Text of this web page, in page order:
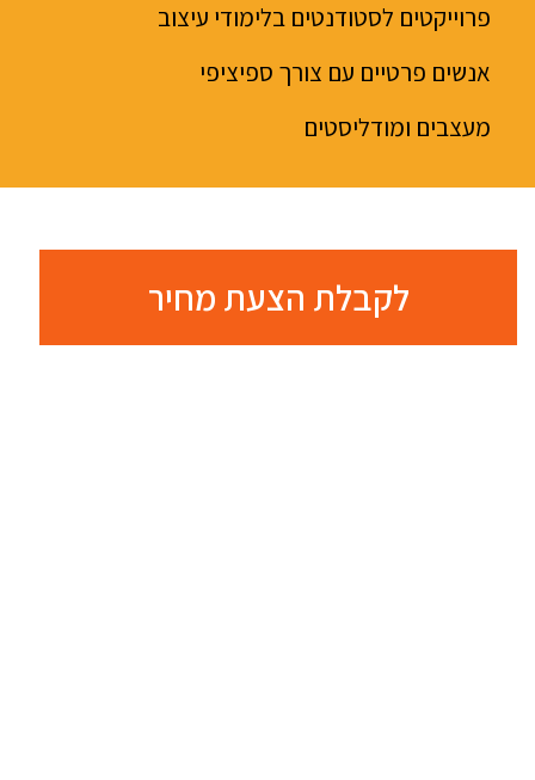
פרוייקטים לסטודנטים בלימודי עיצוב
אנשים פרטיים עם צורך ספיציפי
מעצבים ומודליסטים
לקבלת הצעת מחיר